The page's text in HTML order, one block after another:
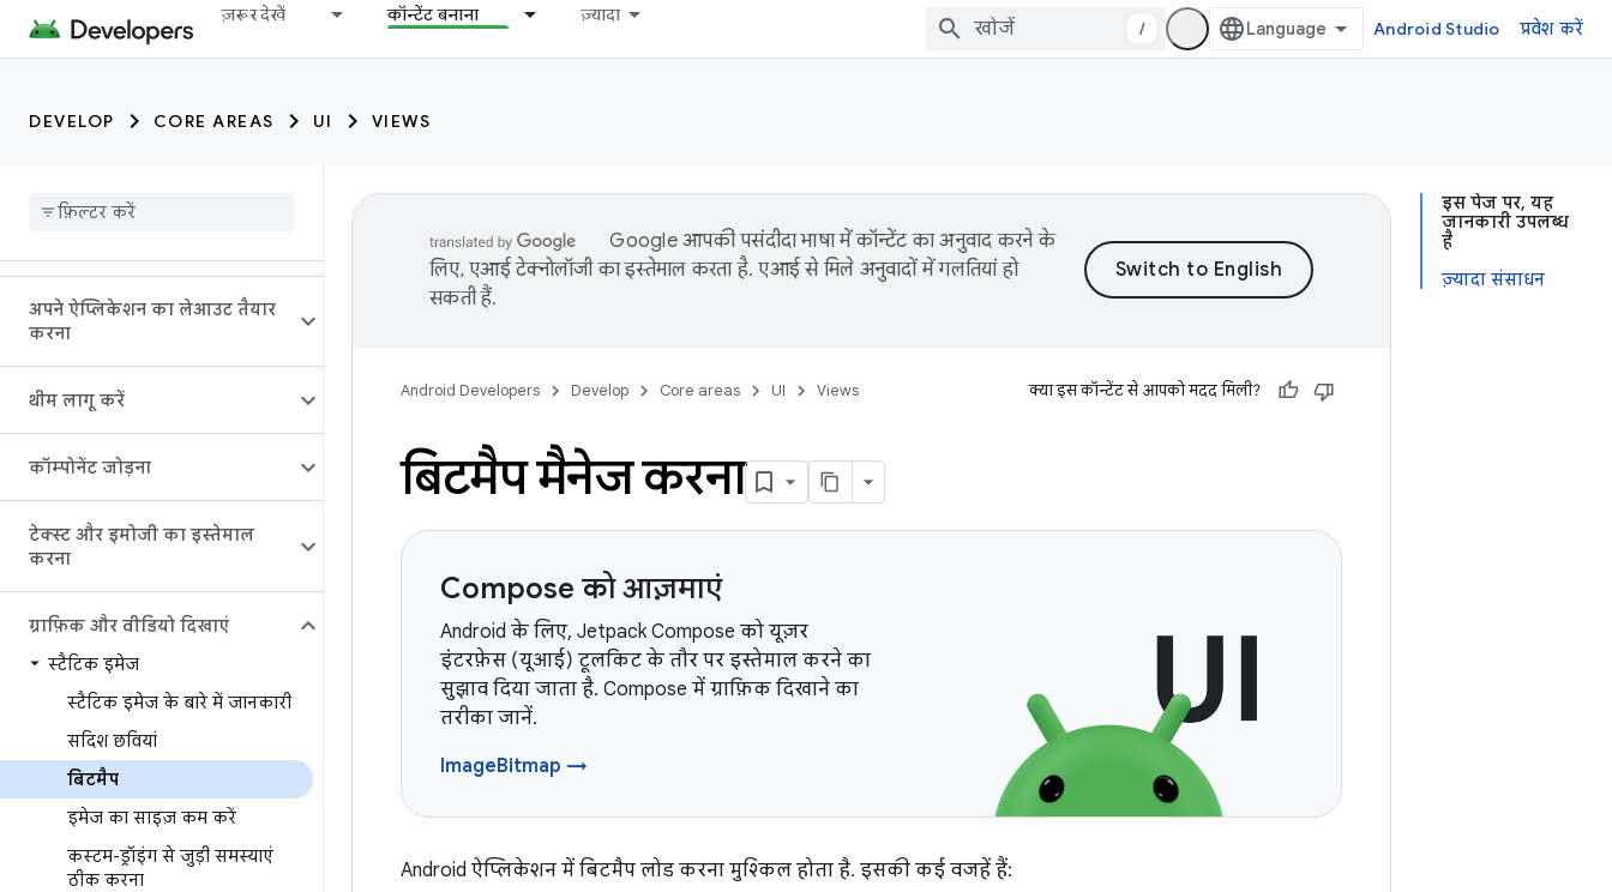
ज़रूर देखें कॉन्टेंट बनाना ज़्यादा
/ Android Studio प्रवेश करें
DEVELOP CORE AREAS UI VIEWS
अपने ऐप्लिकेशन का लेआउट तैयार
करना
थीम लागू करें
कॉम्पोनेंट जोड़ना
टेक्स्ट और इमोजी का इस्तेमाल
करना
ग्राफ़िक और वीडियो दिखाएं
स्टैटिक इमेज
स्टैटिक इमेज के बारे में जानकारी
सदिश छवियां
बिटमैप
इमेज का साइज़ कम करें
कस्टम-ड्रॉइंग से जुड़ी समस्याएं
ठीक करना
इस पेज पर, यह
जानकारी उपलब्ध
है
ज़्यादा संसाधन
Google आपकी पसंदीदा भाषा में कॉन्टेंट का अनुवाद करने के
लिए, एआई टेक्नोलॉजी का इस्तेमाल करता है. एआई से मिले अनुवादों में गलतियां हो
सकती हैं.
Android Developers Develop Core areas UI Views क्या इस कॉन्टेंट से आपको मदद मिली?
बिटमैप मैनेज करना
Compose को आज़माएं
Android के लिए, Jetpack Compose को यूज़र
इंटरफ़ेस (यूआई) टूलकिट के तौर पर इस्तेमाल करने का
सुझाव दिया जाता है. Compose में ग्राफ़िक दिखाने का
तरीका जानें.
ImageBitmap →
Android ऐप्लिकेशन में बिटमैप लोड करना मुश्किल होता है. इसकी कई वजहें हैं: